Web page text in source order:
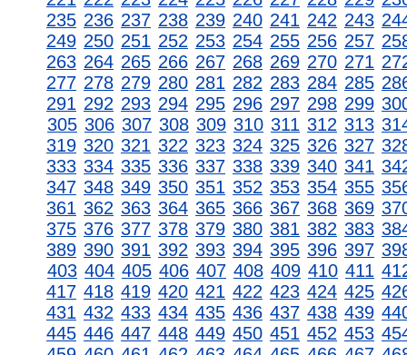
235 236 237 238 239 240 241 242 243
249 250 251 252 253 254 255 256 257
263 264 265 266 267 268 269 270 271
277 278 279 280 281 282 283 284 285
291 292 293 294 295 296 297 298 299
305 306 307 308 309 310 311 312 313
319 320 321 322 323 324 325 326 327
333 334 335 336 337 338 339 340 341
347 348 349 350 351 352 353 354 355
361 362 363 364 365 366 367 368 369
375 376 377 378 379 380 381 382 383
389 390 391 392 393 394 395 396 397
403 404 405 406 407 408 409 410 411
417 418 419 420 421 422 423 424 425
431 432 433 434 435 436 437 438 439
445 446 447 448 449 450 451 452 453